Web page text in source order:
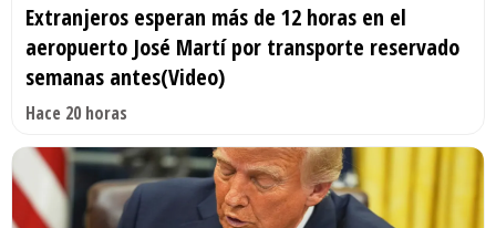
Extranjeros esperan más de 12 horas en el
aeropuerto José Martí por transporte reservado
semanas antes(Video)
Hace 20 horas